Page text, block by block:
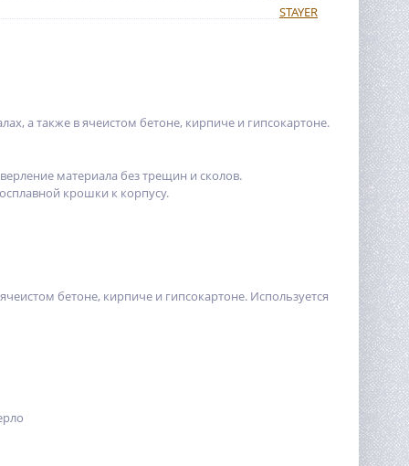
STAYER
а также в ячеистом бетоне, кирпиче и гипсокартоне.
материала без трещин и сколов.
крошки к корпусу.
бетоне, кирпиче и гипсокартоне. Используется